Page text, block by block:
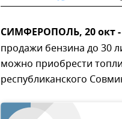
СИМФЕРОПОЛЬ, 20 окт
продажи бензина до 30
можно приобрести
республиканского